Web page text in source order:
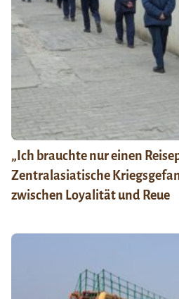
„Ich brauchte nur einen
Zentralasiatische
zwischen Loyalität und Reue